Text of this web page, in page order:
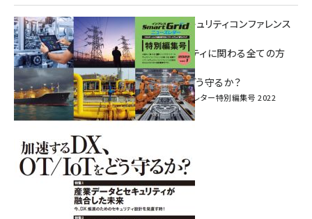
重要インフラサイバーセキュリティコンファレンス
特別電子版！
― 産業サイバーセキュリティに関わる全ての方
へ！ ―
加速するDX、OT/IoTをどう守るか？
インプレス SmartGridニューズレター特別編集号 2022
Vol.1